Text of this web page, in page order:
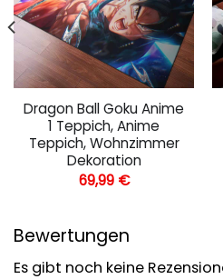
Dragon Ball Goku Anime
1 Teppich, Anime
Teppich, Wohnzimmer
Dekoration
69,99 €
Bewertungen
Es gibt noch keine